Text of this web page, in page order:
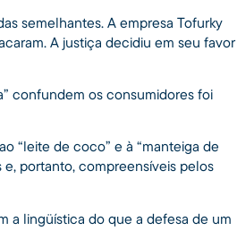
semelhantes. A empresa Tofurky
A justiça decidiu em seu favor
confundem os consumidores foi
“leite de coco” e à “manteiga de
e, portanto, compreensíveis pelos
a lingüística do que a defesa de um